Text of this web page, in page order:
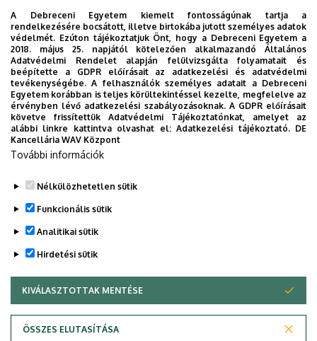
Enhancing volunteering and its recognition in
higher education curricula and on the labour
market in Eastern Europe (VOLEE)
Project id: 2020-1-RO01-KA203-079899
Legutóbbi frissítés:
A Debreceni Egyetem kiemelt fontosságúnak tartja a
rendelkezésére bocsátott, illetve birtokába jutott személyes adatok
védelmét. Ezúton tájékoztatjuk Önt, hogy a Debreceni Egyetem a
2018. május 25. napjától kötelezően alkalmazandó Általános
Adatvédelmi Rendelet alapján felülvizsgálta folyamatait és
beépítette a GDPR előírásait az adatkezelési és adatvédelmi
tevékenységébe. A felhasználók személyes adatait a Debreceni
Egyetem korábban is teljes körültekintéssel kezelte, megfelelve az
érvényben lévő adatkezelési szabályozásoknak. A GDPR előírásait
követve frissítettük Adatvédelmi Tájékoztatónkat, amelyet az
alábbi linkre kattintva olvashat el:Adatkezelési tájékoztató. DE
Kancellária WAV Központ
További információk
Nélkülözhetetlen sütik
Funkcionális sütik
Analitikai sütik
Hirdetési sütik
KIVÁLASZTOTTAK MENTÉSE
ÖSSZES ELUTASÍTÁSA
WITHDRAW CONSENT